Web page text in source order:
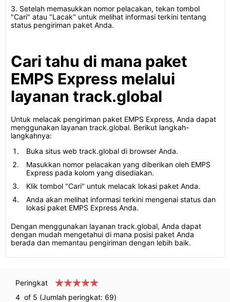
3. Setelah memasukkan nomor pelacakan, tekan tombol
"Cari" atau "Lacak" untuk melihat informasi terkini tentang
status pengiriman paket Anda.
Cari tahu di mana paket
EMPS Express melalui
layanan track.global
Untuk melacak pengiriman paket EMPS Express, Anda dapat
menggunakan layanan track.global. Berikut langkah-
langkahnya:
Buka situs web track.global di browser Anda.
Masukkan nomor pelacakan yang diberikan oleh EMPS
Express pada kolom yang disediakan.
Klik tombol "Cari" untuk melacak lokasi paket Anda.
Anda akan melihat informasi terkini mengenai status dan
lokasi paket EMPS Express Anda.
Dengan menggunakan layanan track.global, Anda dapat
dengan mudah mengetahui di mana posisi paket Anda
berada dan memantau pengiriman dengan lebih baik.
Peringkat
4 of 5 (Jumlah peringkat: 69)